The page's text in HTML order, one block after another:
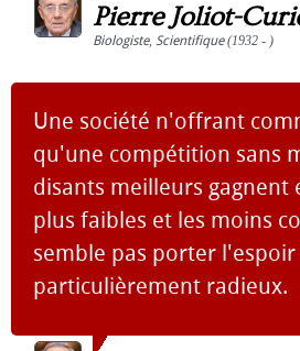
Pierre Joliot-
Biologiste, Scientifique(1932 - )
Une société n'offrant
qu'une compétition sans
disants meilleurs gagnent
plus faibles et les moins
semble pas porter
particulièrement radieux.